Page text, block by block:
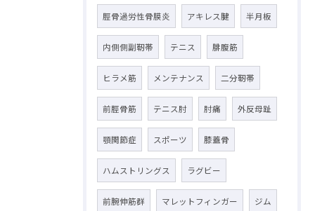
脛骨過労性骨膜炎 アキレス腱 半月板
内側側副靭帯 テニス 腓腹筋
ヒラメ筋 メンテナンス 二分靭帯
前脛骨筋 テニス肘 肘痛 外反母趾
顎関節症 スポーツ 膝蓋骨
ハムストリングス ラグビー
前腕伸筋群 マレットフィンガー ジム